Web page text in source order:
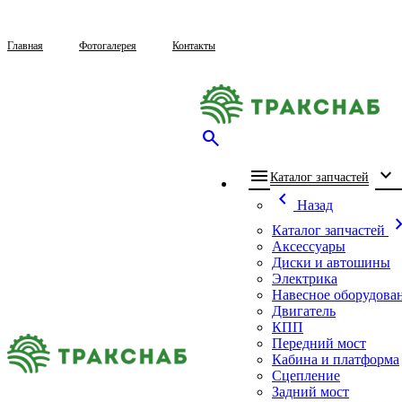
Главная Фотогалерея Контакты
search
menu Каталог запчастей expand_more
chevron_left
Назад
Каталог запчастей
chevron_right
Аксессуары
Диски и автошины
Электрика
Навесное
Двигатель
КПП
Передний мост
Кабина и платформа
Сцепление
Задний мост